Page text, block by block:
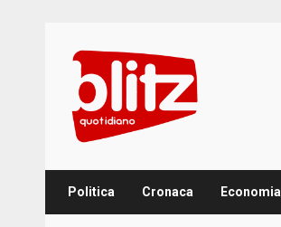
content
Politica Cronaca Economia